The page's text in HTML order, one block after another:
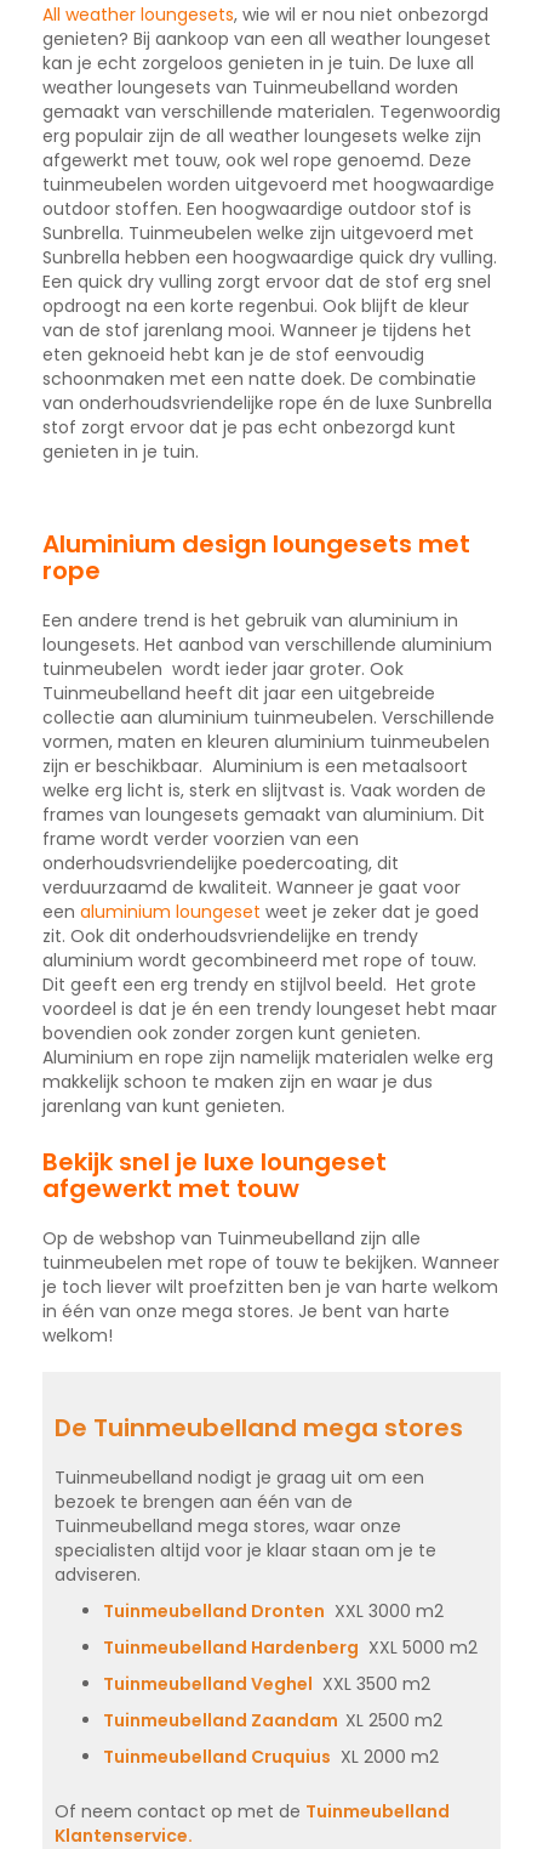
All weather loungesets, wie wil er nou niet onbezorgd
genieten? Bij aankoop van een all weather loungeset
kan je echt zorgeloos genieten in je tuin. De luxe all
weather loungesets van Tuinmeubelland worden
gemaakt van verschillende materialen. Tegenwoordig
erg populair zijn de all weather loungesets welke zijn
afgewerkt met touw, ook wel rope genoemd. Deze
tuinmeubelen worden uitgevoerd met hoogwaardige
outdoor stoffen. Een hoogwaardige outdoor stof is
Sunbrella. Tuinmeubelen welke zijn uitgevoerd met
Sunbrella hebben een hoogwaardige quick dry vulling.
Een quick dry vulling zorgt ervoor dat de stof erg snel
opdroogt na een korte regenbui. Ook blijft de kleur
van de stof jarenlang mooi. Wanneer je tijdens het
eten geknoeid hebt kan je de stof eenvoudig
schoonmaken met een natte doek. De combinatie
van onderhoudsvriendelijke rope én de luxe Sunbrella
stof zorgt ervoor dat je pas echt onbezorgd kunt
genieten in je tuin.
Aluminium design loungesets met
rope
Een andere trend is het gebruik van aluminium in
loungesets. Het aanbod van verschillende aluminium
tuinmeubelen wordt ieder jaar groter. Ook
Tuinmeubelland heeft dit jaar een uitgebreide
collectie aan aluminium tuinmeubelen. Verschillende
vormen, maten en kleuren aluminium tuinmeubelen
zijn er beschikbaar. Aluminium is een metaalsoort
welke erg licht is, sterk en slijtvast is. Vaak worden de
frames van loungesets gemaakt van aluminium. Dit
frame wordt verder voorzien van een
onderhoudsvriendelijke poedercoating, dit
verduurzaamd de kwaliteit. Wanneer je gaat voor
een aluminium loungeset weet je zeker dat je goed
zit. Ook dit onderhoudsvriendelijke en trendy
aluminium wordt gecombineerd met rope of touw.
Dit geeft een erg trendy en stijlvol beeld. Het grote
voordeel is dat je én een trendy loungeset hebt maar
bovendien ook zonder zorgen kunt genieten.
Aluminium en rope zijn namelijk materialen welke erg
makkelijk schoon te maken zijn en waar je dus
jarenlang van kunt genieten.
Bekijk snel je luxe loungeset
afgewerkt met touw
Op de webshop van Tuinmeubelland zijn alle
tuinmeubelen met rope of touw te bekijken. Wanneer
je toch liever wilt proefzitten ben je van harte welkom
in één van onze mega stores. Je bent van harte
welkom!
De Tuinmeubelland mega stores
Tuinmeubelland nodigt je graag uit om een
bezoek te brengen aan één van de
Tuinmeubelland mega stores, waar onze
specialisten altijd voor je klaar staan om je te
adviseren.
Tuinmeubelland Dronten XXL 3000 m2
Tuinmeubelland Hardenberg XXL 5000 m2
Tuinmeubelland Veghel XXL 3500 m2
Tuinmeubelland Zaandam XL 2500 m2
Tuinmeubelland Cruquius XL 2000 m2
Of neem contact op met de Tuinmeubelland
Klantenservice.